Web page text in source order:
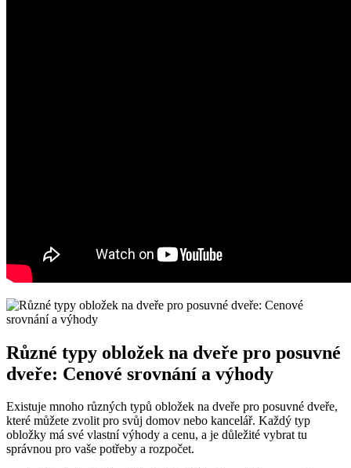
Různé typy obložek na dveře pro posuvné
dveře: Cenové srovnání a výhody
Existuje mnoho různých typů obložek na dveře pro posuvné dveře,
které můžete zvolit pro svůj domov nebo kancelář. Každý typ
obložky má své vlastní výhody a cenu, a je důležité vybrat tu
správnou pro vaše potřeby a rozpočet.